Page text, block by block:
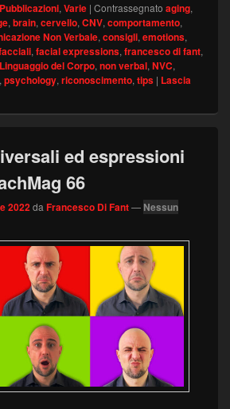
,Varie | Contrassegnato aging,
,brain,cervello,CNV,comportamento,
Non Verbale,consigli,emotions,
,facial expressions,francesco di fant,
Linguaggio del Corpo,non verbal,NVC,
,psychology,riconoscimento,tips | Lascia
ed espressioni
66
2022daFrancesco Di Fant— Nessun